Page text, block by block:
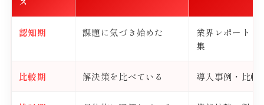
認知期 課題に気づき始めた
業界レポート・
集
比較期 解決策を比べている 導入事例・比較